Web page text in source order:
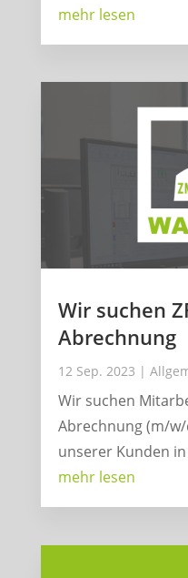
mehr lesen
Wir suchen
Abrechnung
12 Sep. 2023 |
Wir suchen
Abrechnung (m/
unserer Kunden
mehr lesen